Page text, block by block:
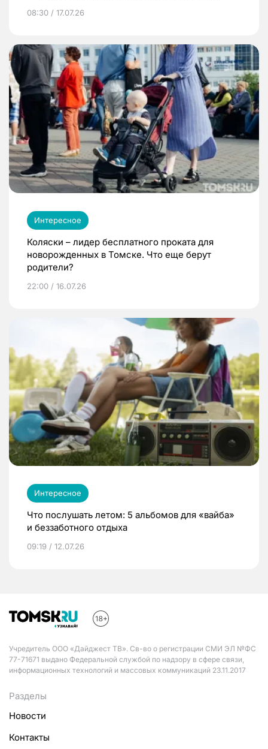
08:30 / 17.07.26
Интересное
Коляски – лидер бесплатного проката для
новорожденных в Томске. Что еще берут
родители?
22:00 / 16.07.26
Интересное
Что послушать летом: 5 альбомов для «вайба»
и беззаботного отдыха
09:19 / 12.07.26
Учредитель ООО «Дайджест ТВ». Св-во о регистрации СМИ ЭЛ №ФС
77-71671 выдано Федеральной службой по надзору в сфере связи,
информационных технологий и массовых коммуникаций 23.11.2017
Разделы
Новости
Контакты